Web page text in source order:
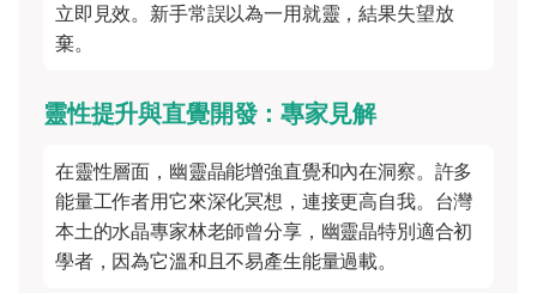
立即見效。新手常誤以為一用就靈，結果失望放
棄。
靈性提升與直覺開發：專家見解
在靈性層面，幽靈晶能增強直覺和內在洞察。許多
能量工作者用它來深化冥想，連接更高自我。台灣
本土的水晶專家林老師曾分享，幽靈晶特別適合初
學者，因為它溫和且不易產生能量過載。